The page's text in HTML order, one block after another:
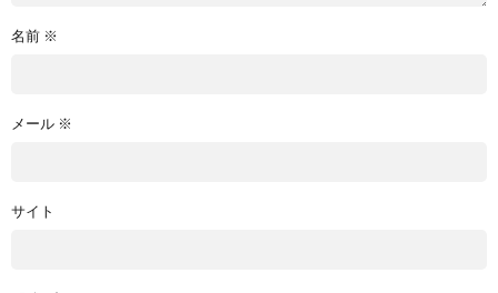
名前 ※
メール ※
サイト